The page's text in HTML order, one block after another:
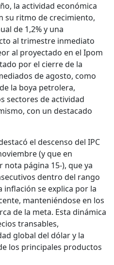
la actividad económica
su ritmo de crecimiento,
de 1,2% y una
al trimestre inmediato
al proyectado en el Ipom
por el cierre de la
de agosto, como
la boya petrolera,
sectores de actividad
con un destacado
el descenso del IPC
(y que en
nota página 15-), que ya
dentro del rango
inflación se explica por la
manteniéndose en los
de la meta. Esta dinámica
transables,
global del dólar y la
los principales productos